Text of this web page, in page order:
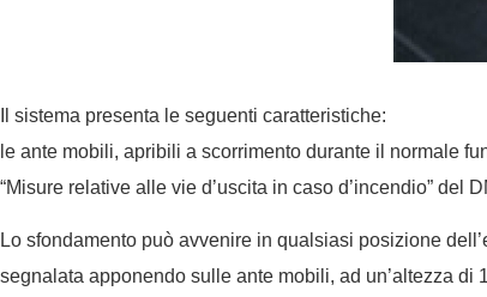
Il sistema presenta le seguenti caratteristiche:
le ante mobili, apribili a scorrimento durante il normale
“Misure relative alle vie d’uscita in caso d’incendio” del
Lo sfondamento può avvenire in qualsiasi posizione
segnalata apponendo sulle ante mobili, ad un’altezza di